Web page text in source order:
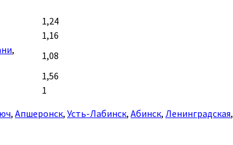
1,24
1,16
,
1,08
1,56
1
, Апшеронск, Усть-Лабинск, Абинск, Ленинградская,